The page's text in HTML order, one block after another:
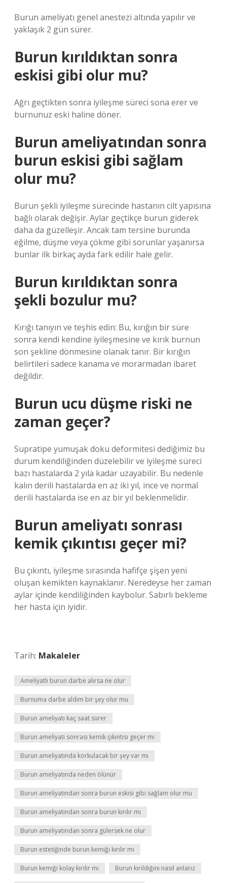
Burun ameliyatı genel anestezi altında yapılır ve
yaklaşık 2 gün sürer.
Burun kırıldıktan sonra
eskisi gibi olur mu?
Ağrı geçtikten sonra iyileşme süreci sona erer ve
burnunuz eski haline döner.
Burun ameliyatından sonra
burun eskisi gibi sağlam
olur mu?
Burun şekli iyileşme sürecinde hastanın cilt yapısına
bağlı olarak değişir. Aylar geçtikçe burun giderek
daha da güzelleşir. Ancak tam tersine burunda
eğilme, düşme veya çökme gibi sorunlar yaşanırsa
bunlar ilk birkaç ayda fark edilir hale gelir.
Burun kırıldıktan sonra
şekli bozulur mu?
Kırığı tanıyın ve teşhis edin: Bu, kırığın bir süre
sonra kendi kendine iyileşmesine ve kırık burnun
son şekline dönmesine olanak tanır. Bir kırığın
belirtileri sadece kanama ve morarmadan ibaret
değildir.
Burun ucu düşme riski ne
zaman geçer?
Supratipe yumuşak doku deformitesi dediğimiz bu
durum kendiliğinden düzelebilir ve iyileşme süreci
bazı hastalarda 2 yıla kadar uzayabilir. Bu nedenle
kalın derili hastalarda en az iki yıl, ince ve normal
derili hastalarda ise en az bir yıl beklenmelidir.
Burun ameliyatı sonrası
kemik çıkıntısı geçer mi?
Bu çıkıntı, iyileşme sırasında hafifçe şişen yeni
oluşan kemikten kaynaklanır. Neredeyse her zaman
aylar içinde kendiliğinden kaybolur. Sabırlı bekleme
her hasta için iyidir.
Tarih: Makaleler
Ameliyatlı burun darbe alırsa ne olur
Burnuma darbe aldım bir şey olur mu
Burun ameliyatı kaç saat sürer
Burun ameliyatı sonrası kemik çıkıntısı geçer mi
Burun ameliyatında korkulacak bir şey var mı
Burun ameliyatında neden ölünür
Burun ameliyatından sonra burun eskisi gibi sağlam olur mu
Burun ameliyatından sonra burun kırılır mı
Burun ameliyatından sonra gülersek ne olur
Burun estetiğinde burun kemiği kırılır mı
Burun kemiği kolay kırılır mı Burun kırıldığını nasıl anlarız